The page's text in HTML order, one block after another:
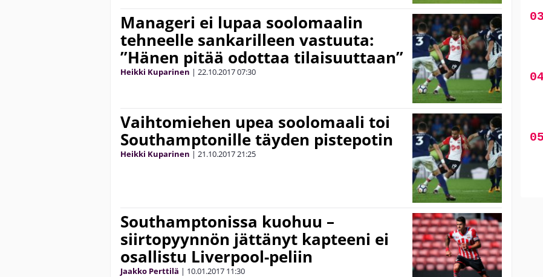
Manageri ei lupaa soolomaalin
tehneelle sankarilleen vastuuta:
”Hänen pitää odottaa tilaisuuttaan”
Heikki Kuparinen | 22.10.201707:30
Vaihtomiehen upea soolomaali toi
Southamptonille täyden pistepotin
Heikki Kuparinen | 21.10.201721:25
Southamptonissa kuohuu –
siirtopyynnön jättänyt kapteeni ei
osallistu Liverpool-peliin
Jaakko Perttilä | 10.01.2017 11:30